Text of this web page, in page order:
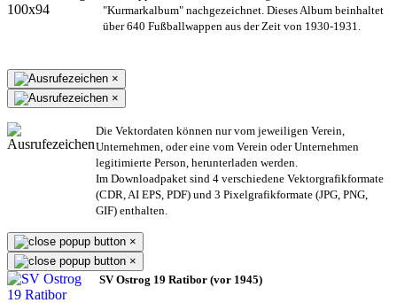
"Kurmarkalbum" nachgezeichnet. Dieses Album beinhaltet
über 640 Fußballwappen aus der Zeit von 1930-1931.
×
×
Die Vektordaten können nur vom jeweiligen Verein,
Unternehmen, oder eine vom Verein oder Unternehmen
legitimierte Person, herunterladen werden.
Im Downloadpaket sind 4 verschiedene Vektorgrafikformate
(CDR, AI EPS, PDF) und 3 Pixelgrafikformate (JPG, PNG,
GIF) enthalten.
×
×
SV Ostrog 19 Ratibor (vor 1945)